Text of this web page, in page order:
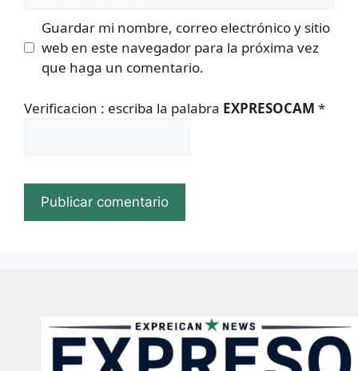
Guardar mi nombre, correo electrónico y sitio
web en este navegador para la próxima vez
que haga un comentario.
Verificacion : escriba la palabra EXPRESOCAM *